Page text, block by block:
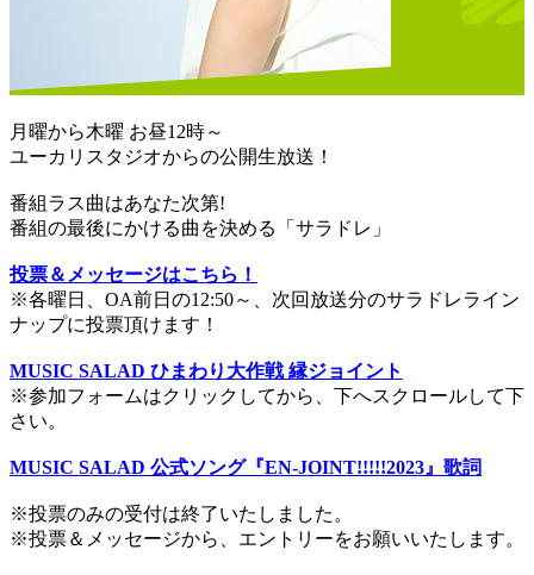
月曜から木曜 お昼12時～
ユーカリスタジオからの公開生放送！
番組ラス曲はあなた次第!
番組の最後にかける曲を決める「サラドレ」
投票＆メッセージはこちら！
※各曜日、OA前日の12:50～、次回放送分のサラドレライン
ナップに投票頂けます！
MUSIC SALAD ひまわり大作戦 縁ジョイント
※参加フォームはクリックしてから、下へスクロールして下
さい。
MUSIC SALAD 公式ソング『EN-JOINT!!!!!2023』歌詞
※投票のみの受付は終了いたしました。
※投票＆メッセージから、エントリーをお願いいたします。